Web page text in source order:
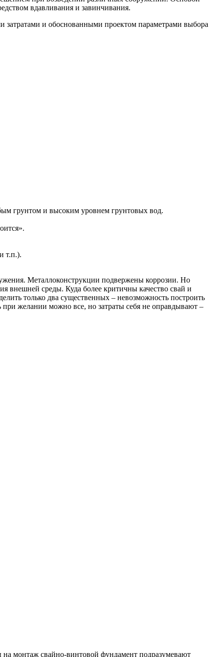
вдавливания и завинчивания.
затратами и обоснованными проектом параметрами выбора
грунтом и высоким уровнем грунтовых вод.
т.п.).
Металлоконструкции подвержены коррозии. Но
внешней среды. Куда более критичны качество свай и
только два существенных – невозможность построить
желании можно все, но затраты себя не оправдывают –
монтаж свайно-винтовой фундамент подразумевают